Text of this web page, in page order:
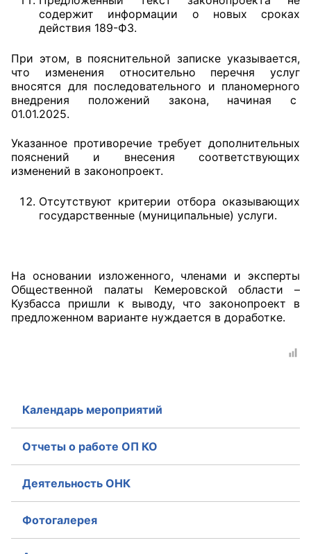
содержит информации о новых сроках
действия 189-ФЗ.
При этом, в пояснительной записке указывается,
что изменения относительно перечня услуг
вносятся для последовательного и планомерного
внедрения положений закона, начиная с
01.01.2025.
Указанное противоречие требует дополнительных
пояснений и внесения соответствующих
изменений в законопроект.
Отсутствуют критерии отбора оказывающих
государственные (муниципальные) услуги.
На основании изложенного, членами и эксперты
Общественной палаты Кемеровской области –
Кузбасса пришли к выводу, что законопроект в
предложенном варианте нуждается в доработке.
Календарь мероприятий
Отчеты о работе ОП КО
Деятельность ОНК
Фотогалерея